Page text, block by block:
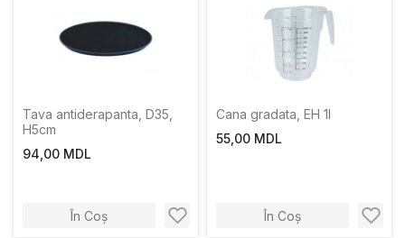
Tava antiderapanta, D35,
H5cm
94,00 MDL
În Coș
Cana gradata, EH 1l
55,00 MDL
În Coș